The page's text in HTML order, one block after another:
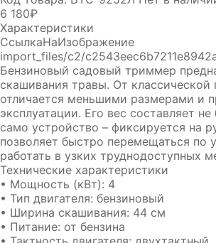
6 180₽
Характеристики
СсылкаНаИзображение
import_files/c2/
Бензиновый садовый триммер
скашивания травы. От классической
отличается меньшими размерами и
эксплуатации. Его вес составляет не
само устройство – фиксируется на
позволяет быстро перемещаться по
работать в узких труднодоступных
Технические характеристики
• Мощность (кВт): 4
• Тип двигателя: бензиновый
• Ширина скашивания: 44 см
• Питание: от бензина